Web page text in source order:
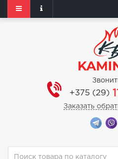
+375 (29)
Заказать